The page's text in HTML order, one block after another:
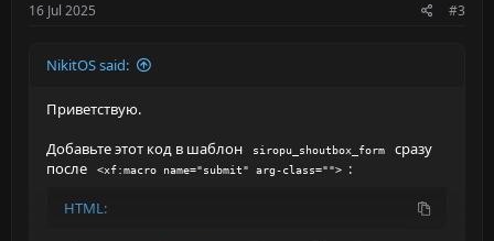
16 Jul 2025 #3
NikitOS said:
Приветствую.
Добавьте этот код в шаблон
siropu_shoutbox_form
сразу
после
<xf:macro name="submit" arg-class=""> :
HTML: